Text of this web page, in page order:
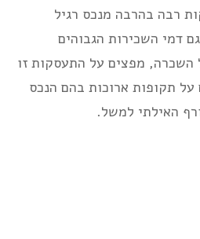
רבה בהרבה מנכס רגיל
דמי השכירות הגבוהים
השכרה, מפצים על התעסקות זו
תקופות ארוכות בהם הנכס
האילתי למשל.